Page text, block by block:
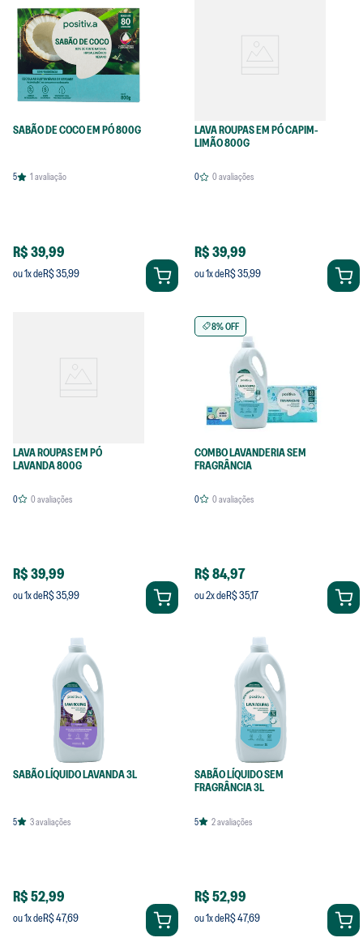
SABÃO DE COCO EM PÓ 800G
5 1 avaliação
R$ 39,99
ou1x deR$ 35,99
LAVA ROUPAS EM PÓ CAPIM-
LIMÃO 800G
0 0avaliações
R$ 39,99
ou1x deR$ 35,99
LAVA ROUPAS EM PÓ
LAVANDA 800G
0 0avaliações
R$ 39,99
ou1x deR$ 35,99
8% OFF
COMBO LAVANDERIA SEM
FRAGRÂNCIA
0 0avaliações
R$ 84,97
ou2x deR$ 35,17
SABÃO LÍQUIDO LAVANDA 3L
5 3avaliações
R$ 52,99
ou1x deR$ 47,69
SABÃO LÍQUIDO SEM
FRAGRÂNCIA 3L
5 2avaliações
R$ 52,99
ou1x deR$ 47,69